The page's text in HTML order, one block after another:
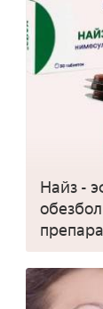
Найз -